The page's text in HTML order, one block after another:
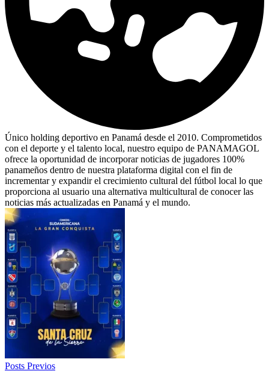
Único holding deportivo en Panamá desde el 2010. Comprometidos
con el deporte y el talento local, nuestro equipo de PANAMAGOL
ofrece la oportunidad de incorporar noticias de jugadores 100%
panameños dentro de nuestra plataforma digital con el fin de
incrementar y expandir el crecimiento cultural del fútbol local lo que
proporciona al usuario una alternativa multicultural de conocer las
noticias más actualizadas en Panamá y el mundo.
Posts Previos